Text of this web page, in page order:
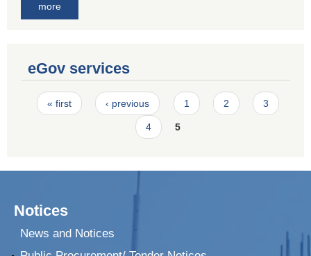
more
eGov services
Pages
« first ‹ previous 1 2 3
4 5
Notices
News and Notices